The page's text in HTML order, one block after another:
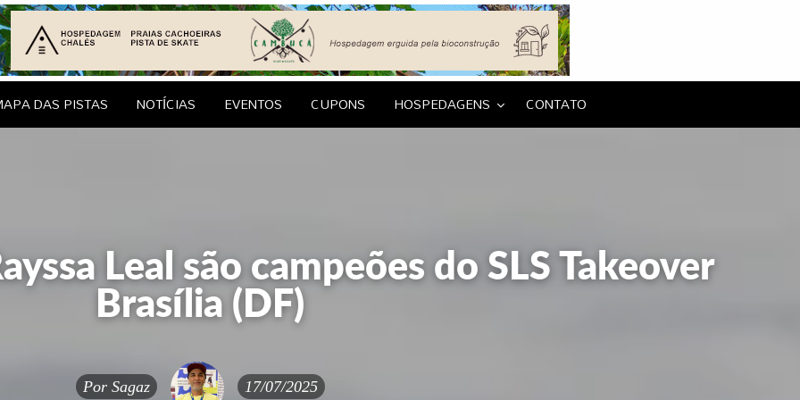
CONTATO
Brasil
DAS PISTAS NOTÍCIAS EVENTOS CUPONS HOSPEDAGENS CONTATO
Leal são campeões do SLS Takeover
Brasília (DF)
Por Sagaz 17/07/2025